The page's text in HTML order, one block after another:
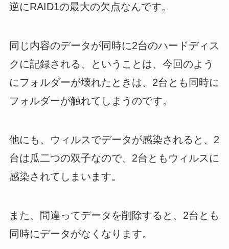
逆にRAID1の最大の欠点なんです。
同じ内容のデータが同時に2台のハードディス
クに記録される、ということは、今回のよう
にフォルダーが壊れたときは、2台とも同時に
フォルダーが触れてしまうのです。
他にも、ウィルスでデータが感染されると、2
台は瓜二つの双子なので、2台ともウィルスに
感染されてしまいます。
また、間違ってデータを削除すると、2台とも
同時にデータがなくなります。